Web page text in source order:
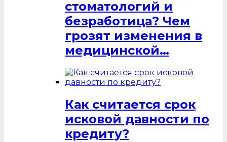
стоматологий и
безработица? Чем
грозят изменения в
медицинской…
Как считается срок
исковой давности по
кредиту?